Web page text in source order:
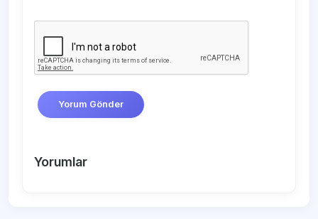
Yorum Gönder
Yorumlar